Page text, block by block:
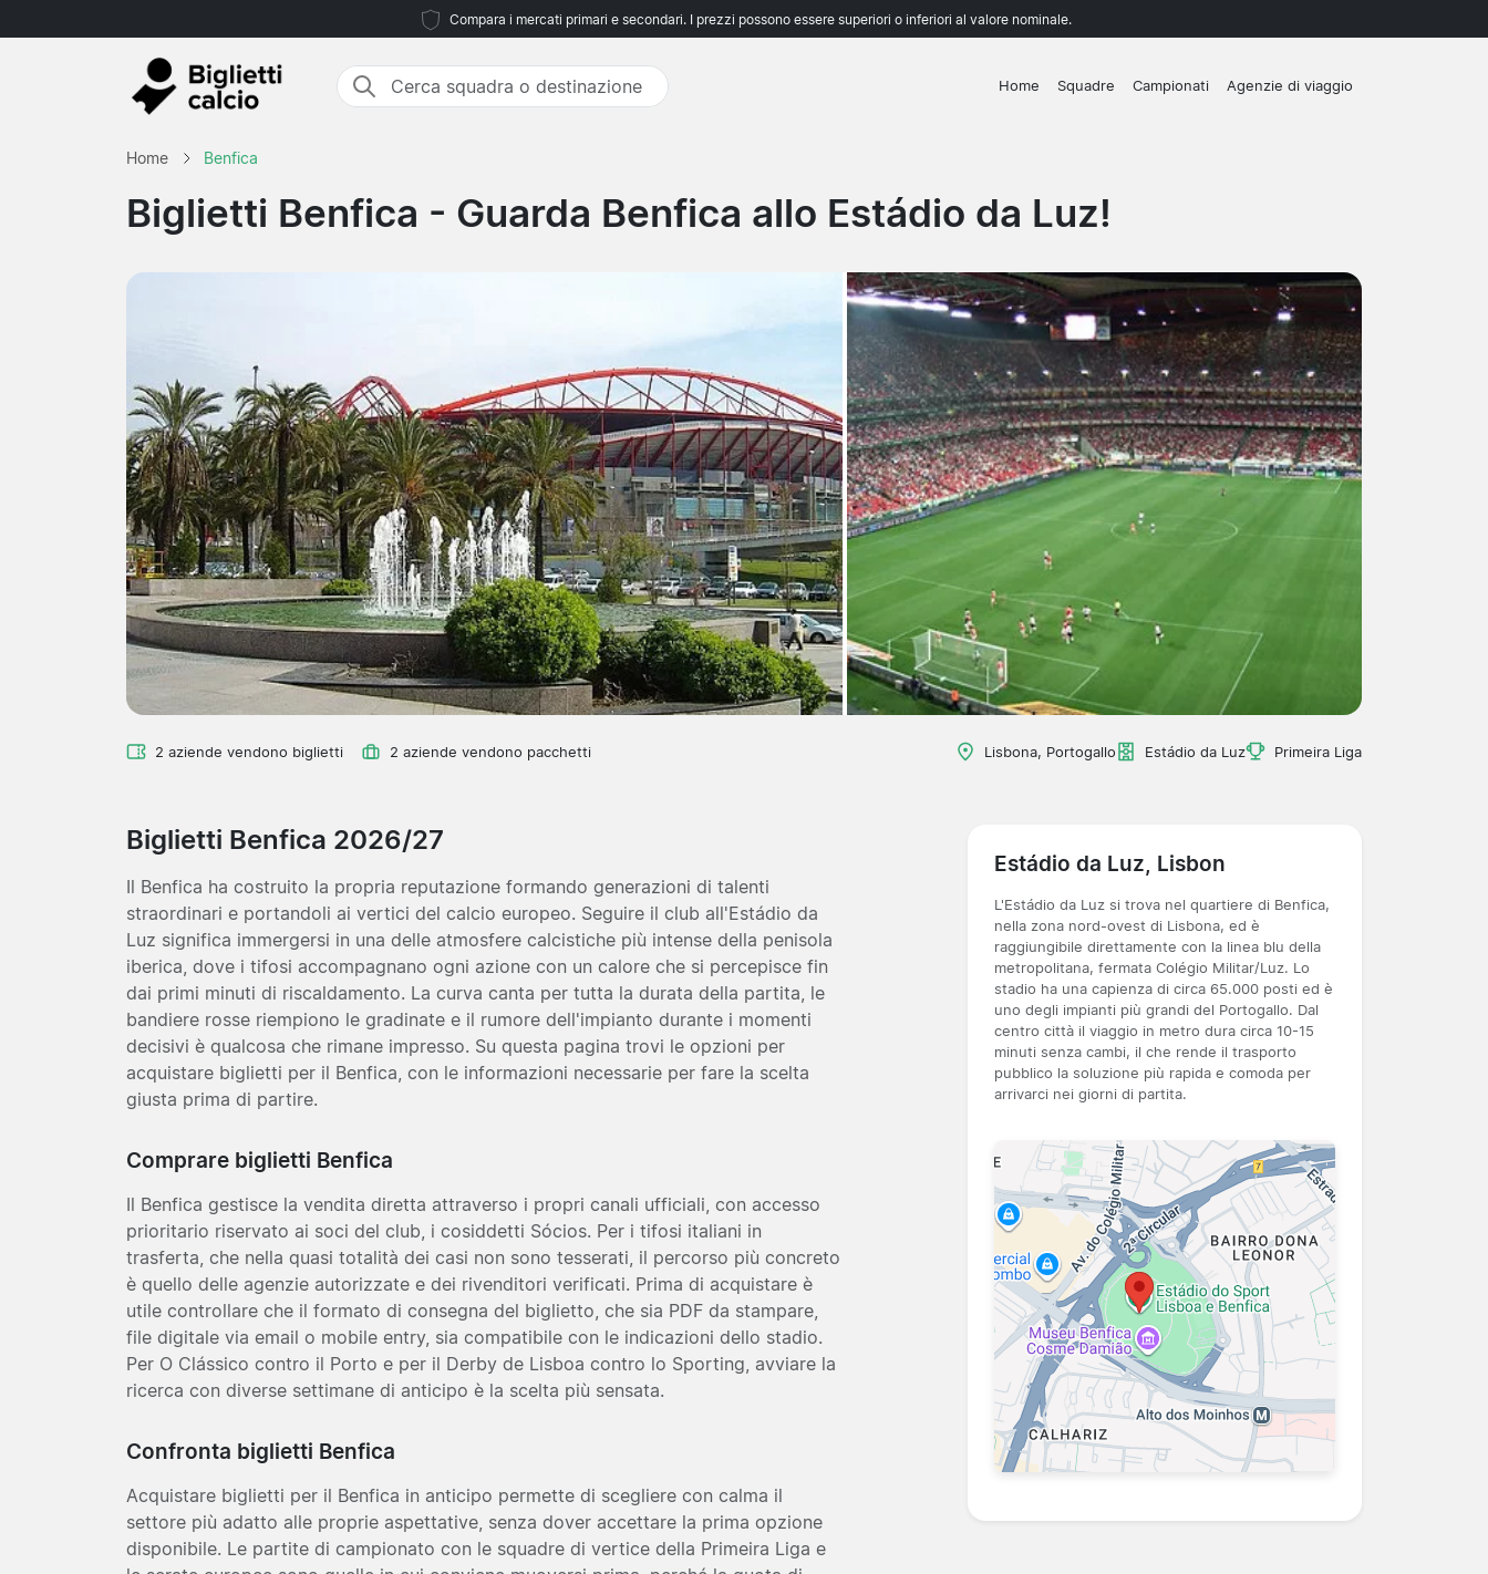
Compara i mercati primari e secondari. I prezzi possono essere superiori o inferiori al valore nominale.
Home Squadre Campionati Agenzie di viaggio
Home Benfica
Biglietti Benfica - Guarda Benfica allo Estádio da Luz!
2 aziende vendono biglietti 2 aziende vendono pacchetti Lisbona, Portogallo Estádio da Luz Primeira Liga
Biglietti Benfica 2026/27
Il Benfica ha costruito la propria reputazione formando generazioni di talenti
straordinari e portandoli ai vertici del calcio europeo. Seguire il club all'Estádio da
Luz significa immergersi in una delle atmosfere calcistiche più intense della penisola
iberica, dove i tifosi accompagnano ogni azione con un calore che si percepisce fin
dai primi minuti di riscaldamento. La curva canta per tutta la durata della partita, le
bandiere rosse riempiono le gradinate e il rumore dell'impianto durante i momenti
decisivi è qualcosa che rimane impresso. Su questa pagina trovi le opzioni per
acquistare biglietti per il Benfica, con le informazioni necessarie per fare la scelta
giusta prima di partire.
Comprare biglietti Benfica
Il Benfica gestisce la vendita diretta attraverso i propri canali ufficiali, con accesso
prioritario riservato ai soci del club, i cosiddetti Sócios. Per i tifosi italiani in
trasferta, che nella quasi totalità dei casi non sono tesserati, il percorso più concreto
è quello delle agenzie autorizzate e dei rivenditori verificati. Prima di acquistare è
utile controllare che il formato di consegna del biglietto, che sia PDF da stampare,
file digitale via email o mobile entry, sia compatibile con le indicazioni dello stadio.
Per O Clássico contro il Porto e per il Derby de Lisboa contro lo Sporting, avviare la
ricerca con diverse settimane di anticipo è la scelta più sensata.
Confronta biglietti Benfica
Acquistare biglietti per il Benfica in anticipo permette di scegliere con calma il
settore più adatto alle proprie aspettative, senza dover accettare la prima opzione
disponibile. Le partite di campionato con le squadre di vertice della Primeira Liga e
Estádio da Luz, Lisbon
L'Estádio da Luz si trova nel quartiere di Benfica,
nella zona nord-ovest di Lisbona, ed è
raggiungibile direttamente con la linea blu della
metropolitana, fermata Colégio Militar/Luz. Lo
stadio ha una capienza di circa 65.000 posti ed è
uno degli impianti più grandi del Portogallo. Dal
centro città il viaggio in metro dura circa 10-15
minuti senza cambi, il che rende il trasporto
pubblico la soluzione più rapida e comoda per
arrivarci nei giorni di partita.